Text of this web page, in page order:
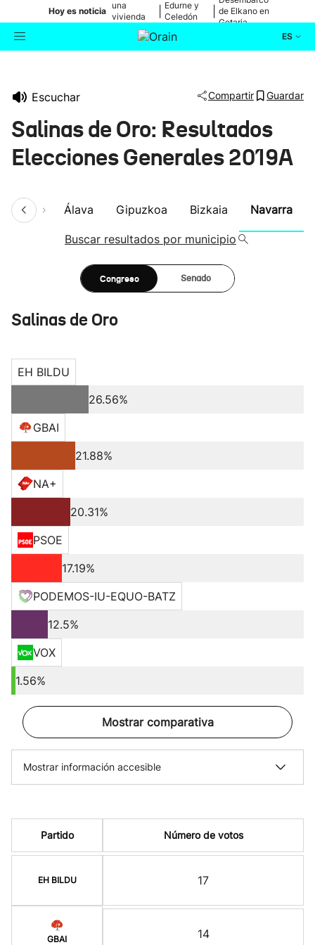
Hoy es noticia
una
vivienda
de Bilbao
Edurne y
Celedón
de Elkano en
Getaria
ES
Escuchar Compartir Guardar
Salinas de Oro: Resultados
Elecciones Generales 2019A
Álava Gipuzkoa Bizkaia Navarra
Buscar resultados por municipio
Congreso Senado
Salinas de Oro
EH BILDU
26.56%
GBAI
21.88%
NA+
20.31%
PSOE
17.19%
PODEMOS-IU-EQUO-BATZ
12.5%
VOX
1.56%
Mostrar comparativa
Mostrar información accesible
Partido
EH BILDU
GBAI
Número de votos
17
14